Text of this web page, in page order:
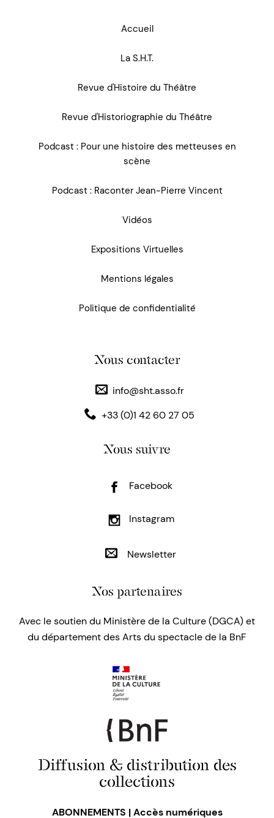
Accueil
La S.H.T.
Revue d'Histoire du Théâtre
Revue d'Historiographie du Théâtre
Podcast : Pour une histoire des metteuses en
scène
Podcast : Raconter Jean-Pierre Vincent
Vidéos
Expositions Virtuelles
Mentions légales
Politique de confidentialité
Nous contacter
info@sht.asso.fr
+33 (0)1 42 60 27 05
Nous suivre
Facebook
Instagram
Newsletter
Nos partenaires
Avec le soutien du Ministère de la Culture (DGCA) et
du département des Arts du spectacle de la BnF
Diffusion & distribution des
collections
ABONNEMENTS | Accès numériques